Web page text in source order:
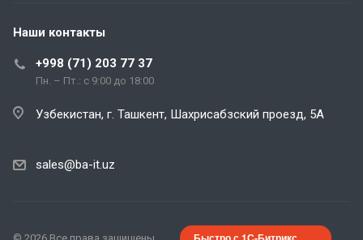
Наши контакты
+998 (71) 203 77 37
Пн. – Пт.: с 9:00 до 18:00
Узбекистан, г. Ташкент, Шахрисабзский проезд, 5А
sales@ba-it.uz
© 2026 Все права защищены.